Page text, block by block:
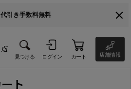
引き手数料無料
見つける ログイン カート 店舗情報
ト